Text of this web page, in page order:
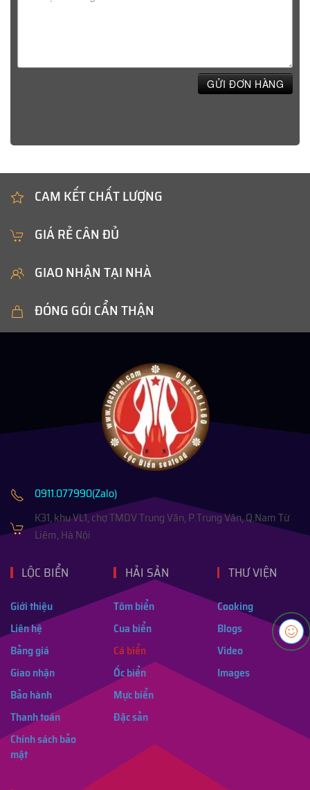
GỬI ĐƠN HÀNG
CAM KẾT CHẤT LƯỢNG
GIÁ RẺ CÂN ĐỦ
GIAO NHẬN TẠI NHÀ
ĐÓNG GÓI CẨN THẬN
0911.077990(Zalo)
K31, khu VL1, chợ TMDV Trung Văn, P.Trung Văn, Q.Nam Từ
Liêm, Hà Nội
LỘC BIỂN
Giới thiệu
Liên hệ
Bảng giá
Giao nhận
Bảo hành
Thanh toán
Chính sách bảo
mật
HẢI SẢN
Tôm biển
Cua biển
Cá biển
Ốc biển
Mực biển
Đặc sản
THƯ VIỆN
Cooking
Blogs
Video
Images